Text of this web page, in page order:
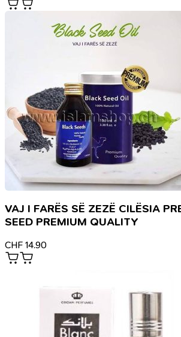
VAJ I FARËS SË ZEZË CILËSIA
SEED PREMIUM QUALITY
CHF 14.90